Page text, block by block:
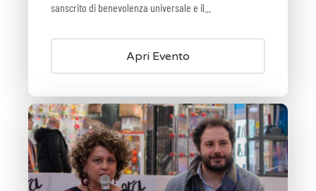
sanscrito di benevolenza universale e il...
Apri Evento